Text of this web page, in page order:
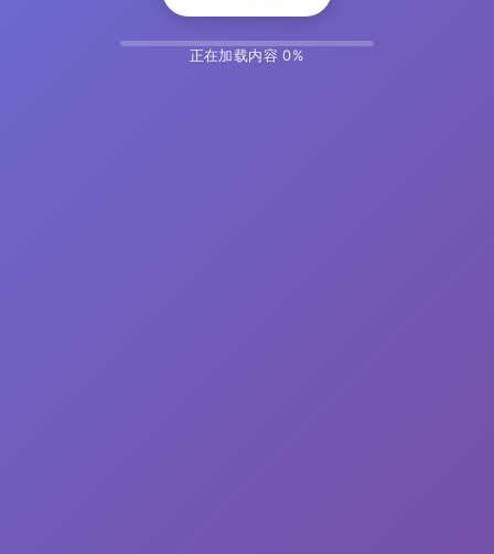
正在加载内容 5%